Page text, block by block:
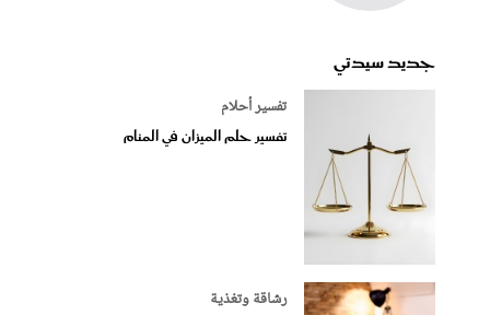
جديد سيدتي
تفسير أحلام
تفسير حلم الميزان في المنام
رشاقة وتغذية